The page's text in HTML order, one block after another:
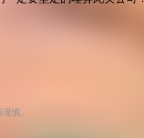
慎。